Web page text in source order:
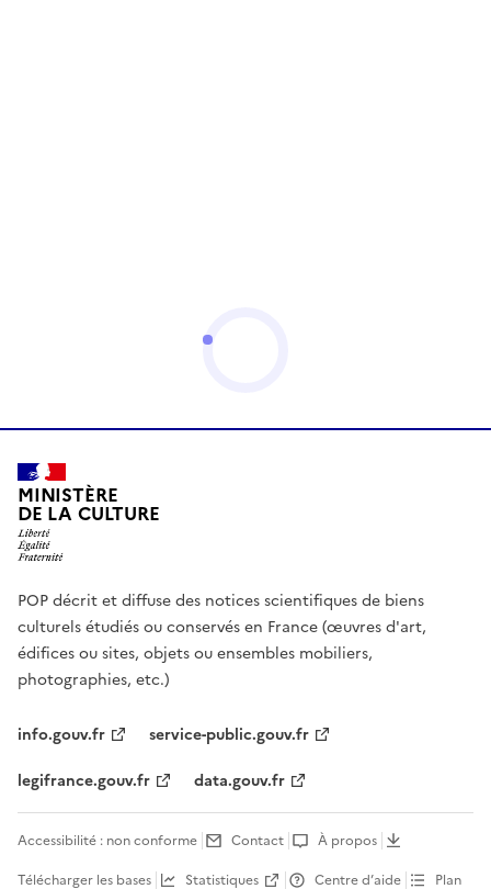
MINISTÈRE
DE LA CULTURE
POP décrit et diffuse des notices scientifiques de biens
culturels étudiés ou conservés en France (œuvres d'art,
édifices ou sites, objets ou ensembles mobiliers,
photographies, etc.)
info.gouv.fr
service-public.gouv.fr
legifrance.gouv.fr
data.gouv.fr
Accessibilité : non conforme Contact
À propos
Télécharger les bases
Statistiques Centre d’aide Plan